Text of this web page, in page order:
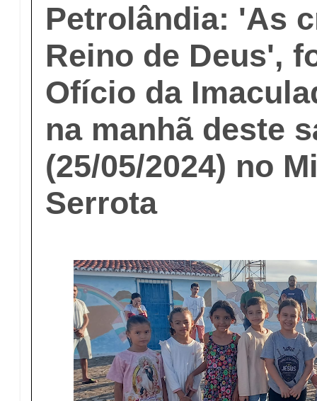
Petrolândia: 'As
Reino de Deus',
Ofício da
na manhã deste
(25/05/2024) no
Serrota